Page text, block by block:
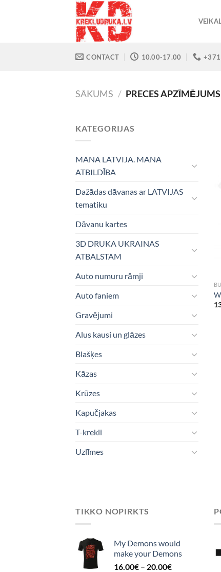
CONTACT 10.00-17.00
SĀKUMS / PRECES APZĪMĒJUMS
KATEGORIJAS
MANA LATVIJA. MANA
ATBILDĪBA
Dažādas dāvanas ar LATVIJAS
tematiku
Dāvanu kartes
3D DRUKA UKRAINAS
ATBALSTAM
Auto numuru rāmji
Auto faniem
Gravējumi
Alus kausi un glāzes
Blašķes
Kāzas
Krūzes
Kapučjakas
T-krekli
Uzlīmes
TIKKO NOPIRKTS
My Demons would
make your Demons
16.00€ – 20.00€